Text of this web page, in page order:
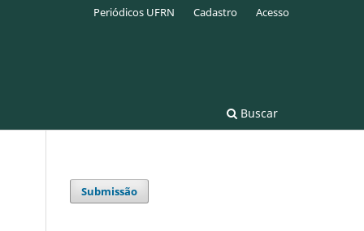
Buscar
Periódicos UFRN Cadastro Acesso
Submissão